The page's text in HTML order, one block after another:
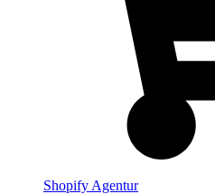
Shopify Agentur